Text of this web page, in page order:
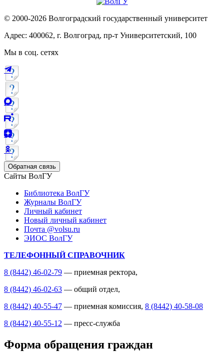
© 2000-2026 Волгоградский государственный университет
Адрес: 400062, г. Волгоград, пр-т Университетский, 100
Мы в соц. сетях
Обратная связь
Сайты ВолГУ
Библиотека ВолГУ
Журналы ВолГУ
Личный кабинет
Новый личный кабинет
Почта @volsu.ru
ЭИОС ВолГУ
ТЕЛЕФОННЫЙ СПРАВОЧНИК
8 (8442) 46-02-79 — приемная ректора,
8 (8442) 46-02-63 — общий отдел,
8 (8442) 40-55-47 — приемная комиссия, 8 (8442) 40-58-08
8 (8442) 40-55-12 — пресс-служба
Форма обращения граждан